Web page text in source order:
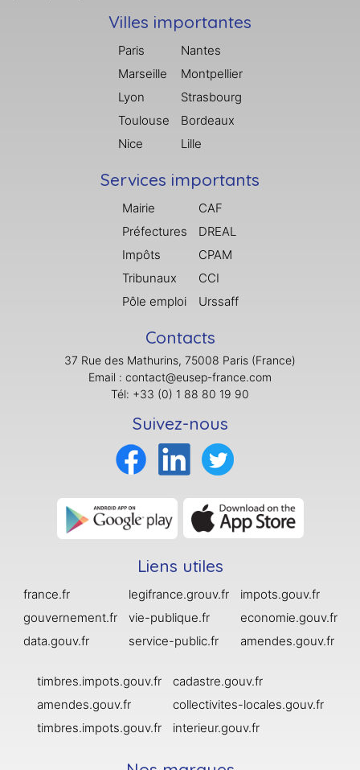
Villes importantes
Paris
Marseille
Lyon
Toulouse
Nice
Nantes
Montpellier
Strasbourg
Bordeaux
Lille
Services importants
Mairie
Préfectures
Impôts
Tribunaux
Pôle emploi
CAF
DREAL
CPAM
CCI
Urssaff
Contacts
37 Rue des Mathurins, 75008 Paris (France)
Email : contact@eusep-france.com
Tél: +33 (0) 1 88 80 19 90
Suivez-nous
Liens utiles
france.fr
gouvernement.fr
data.gouv.fr
legifrance.grouv.fr
vie-publique.fr
service-public.fr
impots.gouv.fr
economie.gouv.fr
amendes.gouv.fr
timbres.impots.gouv.fr
amendes.gouv.fr
timbres.impots.gouv.fr
cadastre.gouv.fr
collectivites-locales.gouv.fr
interieur.gouv.fr